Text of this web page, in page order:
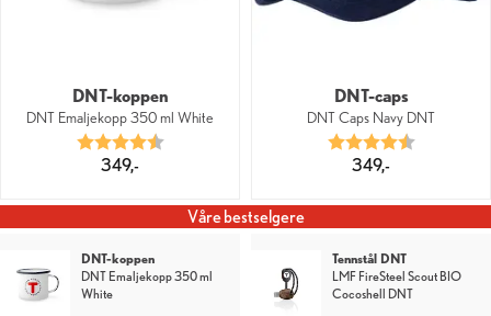
DNT-koppen
DNT Emaljekopp 350 ml White
Karakter:
4.3 av 5 mulige
349,-
DNT-caps
DNT Caps Navy DNT
Karakter:
4.6 av 5
349,-
Våre bestselgere
Lakenpose i silke
DNT Lakenpose Silke Red
Lakenpose i silke
DNT Lakenpose Silke
OliveGreen